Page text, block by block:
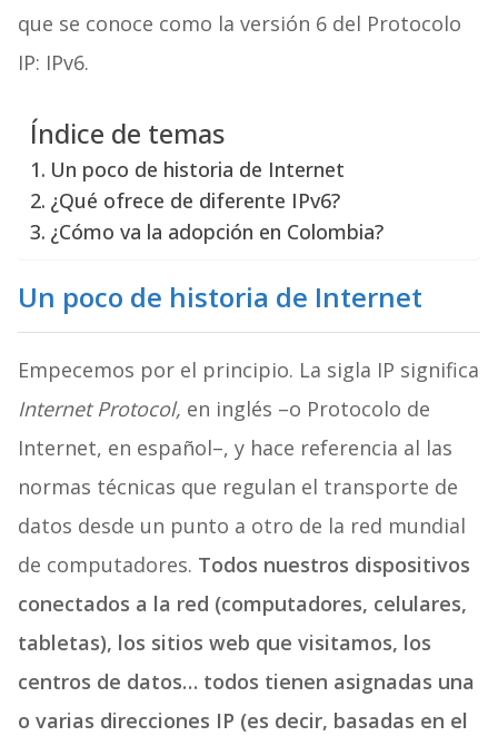
que se conoce como la versión 6 del Protocolo
IP: IPv6.
Índice de temas
Un poco de historia de Internet
¿Qué ofrece de diferente IPv6?
¿Cómo va la adopción en Colombia?
Un poco de historia de Internet
Empecemos por el principio. La sigla IP significa
Internet Protocol, en inglés –o Protocolo de
Internet, en español–, y hace referencia al las
normas técnicas que regulan el transporte de
datos desde un punto a otro de la red mundial
de computadores. Todos nuestros dispositivos
conectados a la red (computadores, celulares,
tabletas), los sitios web que visitamos, los
centros de datos… todos tienen asignadas una
o varias direcciones IP (es decir, basadas en el